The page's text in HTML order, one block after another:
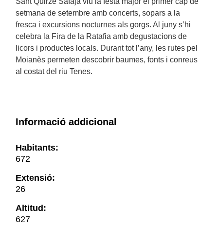
setmana de setembre amb concerts, sopars a la
fresca i excursions nocturnes als gorgs. Al juny s’hi
celebra la Fira de la Ratafia amb degustacions de
licors i productes locals. Durant tot l’any, les rutes pel
Moianès permeten descobrir baumes, fonts i conreus
al costat del riu Tenes.
Informació addicional
Habitants:
672
Extensió:
26
Altitud:
627